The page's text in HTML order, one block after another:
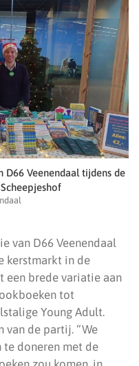
D66 Veenendaal tijdens de
van D66 Veenendaal
kerstmarkt in de
een brede variatie aan
tot
Young Adult.
van de partij. “We
te doneren met de